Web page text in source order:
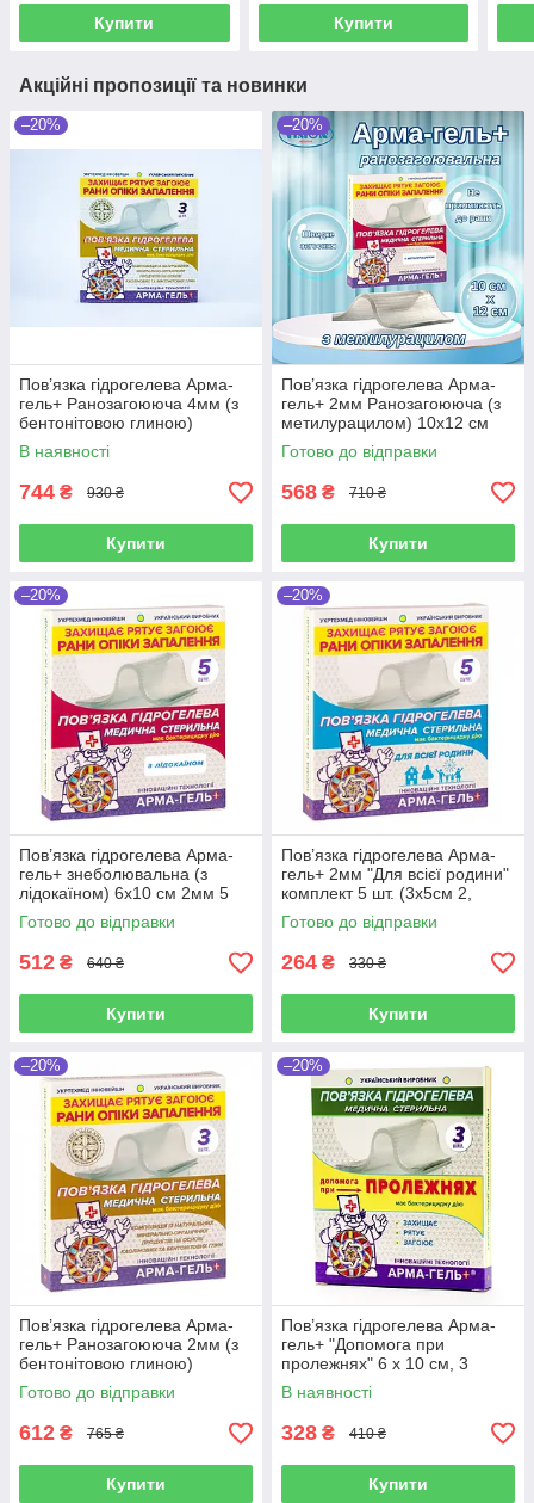
Купити Купити
Акційні пропозиції та новинки
–20%
Пов’язка гідрогелева Арма-
гель+ Ранозагоююча 4мм (з
бентонітовою глиною)
10х12см, 3шт в упаковці
В наявності
744 ₴ 930 ₴
Купити
–20%
Пов’язка гідрогелева Арма-
гель+ 2мм Ранозагоююча (з
метилурацилом) 10х12 см
3шт в упаковці
Готово до відправки
568 ₴ 710 ₴
Купити
–20%
Пов’язка гідрогелева Арма-
гель+ знеболювальна (з
лідокаїном) 6х10 см 2мм 5
шт в упаковці
Готово до відправки
512 ₴ 640 ₴
Купити
–20%
Пов’язка гідрогелева Арма-
гель+ 2мм "Для всієї родини"
комплект 5 шт. (3х5см 2,
6х5см 2, 6х10см)
Готово до відправки
264 ₴ 330 ₴
Купити
–20%
Пов’язка гідрогелева Арма-
гель+ Ранозагоююча 2мм (з
бентонітовою глиною)
10х12см, 3шт в упаковці
Готово до відправки
612 ₴ 765 ₴
Купити
–20%
Пов’язка гідрогелева Арма-
гель+ "Допомога при
пролежнях" 6 х 10 см, 3
пов'язки в упаковці
В наявності
328 ₴ 410 ₴
Купити